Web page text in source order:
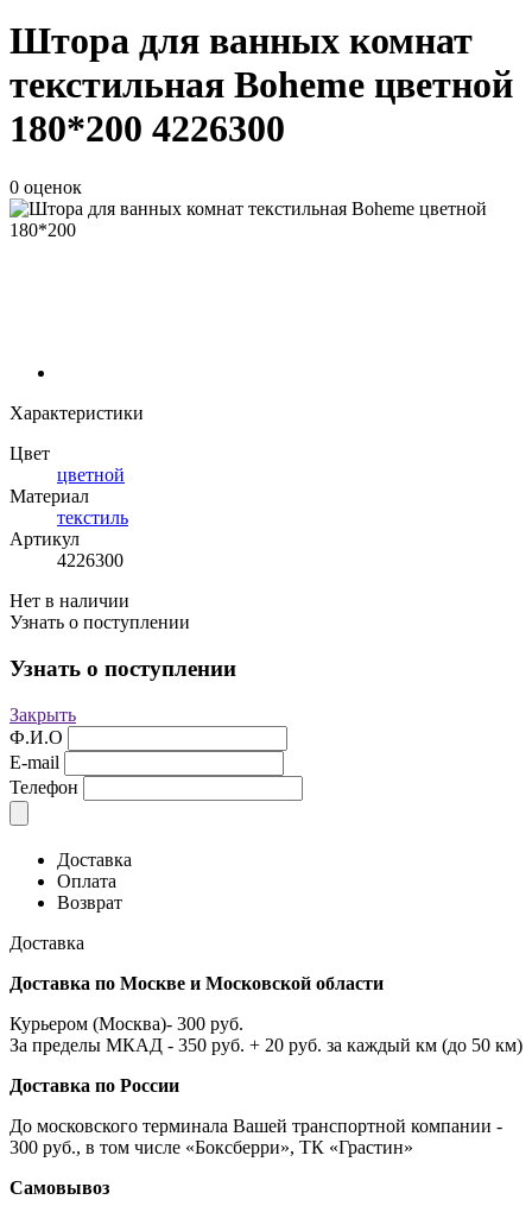
Штора для ванных комнат
текстильная Boheme цветной
180*200 4226300
0 оценок
Характеристики
Цвет
цветной
Материал
текстиль
Артикул
4226300
Нет в наличии
Узнать о поступлении
Узнать о поступлении
Закрыть
Ф.И.О
E-mail
Телефон
Доставка
Оплата
Возврат
Доставка
Доставка по Москве и Московской области
Курьером (Москва)- 300 руб.
За пределы МКАД - 350 руб. + 20 руб. за каждый км (до 50 км)
Доставка по России
До московского терминала Вашей транспортной компании -
300 руб., в том числе «Боксберри», ТК «Грастин»
Самовывоз